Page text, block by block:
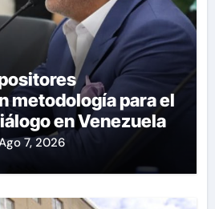
metodología para el
en Venezuela
7, 2026